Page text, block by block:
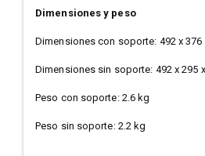
Dimensiones y peso
Dimensiones con soporte: 492 x 376
Dimensiones sin soporte: 492 x 295
Peso con soporte: 2.6 kg
Peso sin soporte: 2.2 kg